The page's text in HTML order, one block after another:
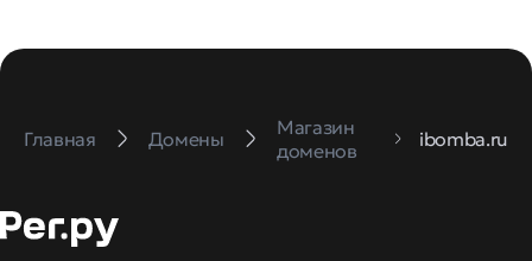
Главная Домены
Магазин
доменов
ibomba.ru